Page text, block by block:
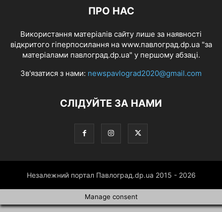
ПРО НАС
Використання матеріалів сайту лише за наявності
відкритого гіперпосилання на www.павлоград.dp.ua "за
матеріалами павлоград.dp.ua" у першому абзаці.
Зв'язатися з нами: newspavlograd2020@gmail.com
СЛІДУЙТЕ ЗА НАМИ
Незалежний портал Павлоград.dp.ua 2015 - 2026
Manage consent